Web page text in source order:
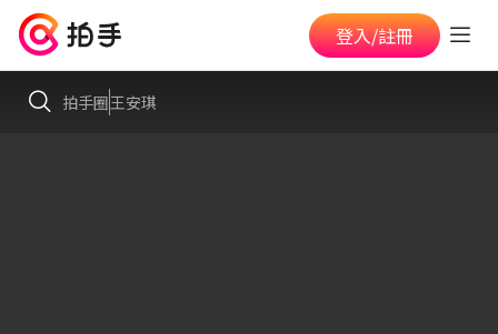
登入/註冊
拍手圈王安琪